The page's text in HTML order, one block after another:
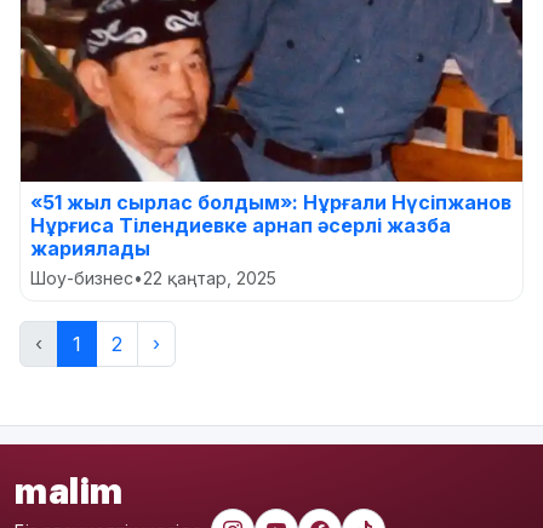
«51 жыл сырлас болдым»: Нұрғали Нүсіпжанов
Нұрғиса Тілендиевке арнап әсерлі жазба
жариялады
Шоу-бизнес•22 қаңтар, 2025
‹ 1 2 ›
malim